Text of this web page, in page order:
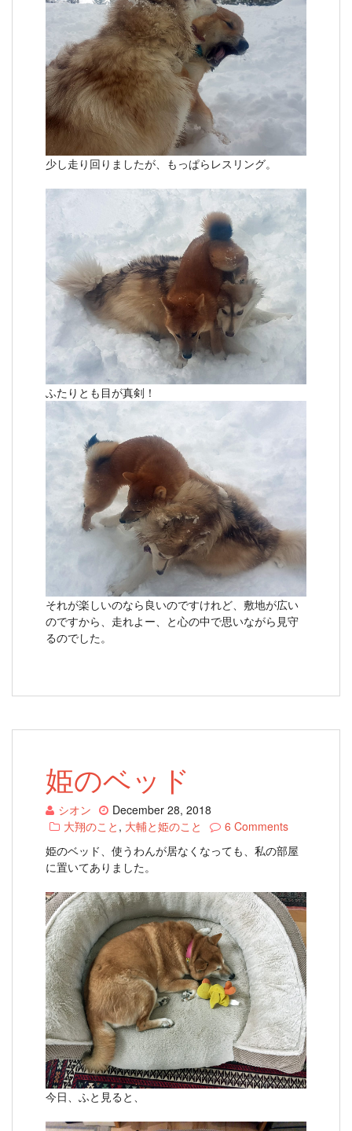
少し走り回りましたが、もっぱらレスリング。
ふたりとも目が真剣！
それが楽しいのなら良いのですけれど、敷地が広い
のですから、走れよー、と心の中で思いながら見守
るのでした。
姫のベッド
シオン
December 28, 2018
大翔のこと , 大輔と姫のこと
6 Comments
姫のベッド、使うわんが居なくなっても、私の部屋
に置いてありました。
今日、ふと見ると、